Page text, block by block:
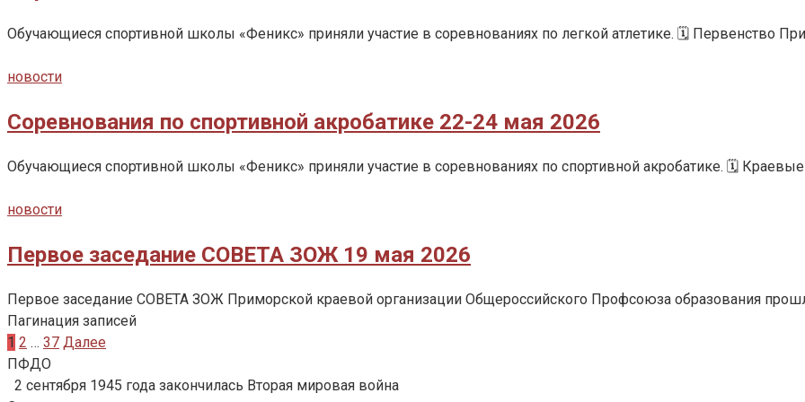
Обучающиеся спортивной школы «Феникс» приняли участие в соревнованиях по легкой атлетике. 🗓️ Первенство
новости
Соревнования по спортивной акробатике 22-24 мая 2026
Обучающиеся спортивной школы «Феникс» приняли участие в соревнованиях по спортивной акробатике. 🗓️
новости
Первое заседание СОВЕТА ЗОЖ 19 мая 2026
Первое заседание СОВЕТА ЗОЖ Приморской краевой организации Общероссийского Профсоюза образования
Пагинация записей
1 2 … 37 Далее
ПФДО
2 сентября 1945 года закончилась Вторая мировая война